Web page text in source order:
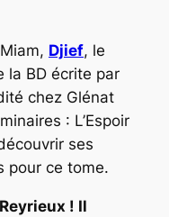
Djief, le
la BD écrite par
chez Glénat
: L’Espoir
ses
pour ce tome.
! Il